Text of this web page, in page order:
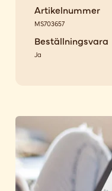
Artikelnummer
MS703657
Beställningsvara
Ja